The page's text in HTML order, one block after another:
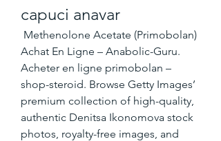
capuci anavar
Achat En Ligne – Anabolic-Guru.
Acheter en ligne primobolan –
shop-steroid. Browse Getty Images’
premium collection of high-quality,
authentic Denitsa Ikonomova stock
photos, royalty-free images, and